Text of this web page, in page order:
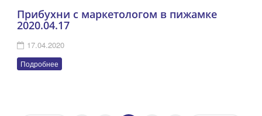
Прибухни с маркетологом в пижамке
2020.04.17
17.04.2020
Подробнее